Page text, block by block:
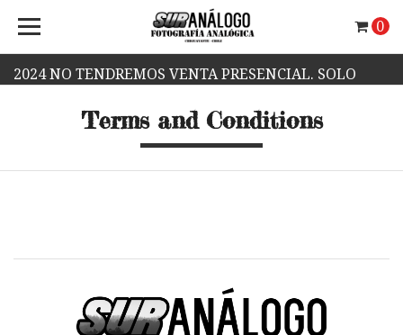
2024 NO TENDREMOS VENTA PRESENCIAL. SOLO
VENTA WEB.
0
Terms and Conditions